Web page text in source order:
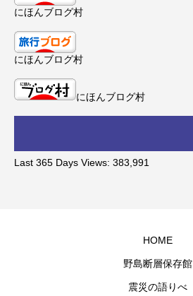
にほんブログ村
にほんブログ村
にほんブログ村
Last 365 Days Views: 383,991
HOME
野島断層保存館
震災の語りべ